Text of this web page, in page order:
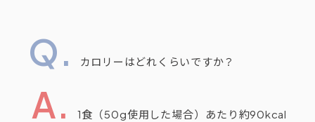
カロリーはどれくらいですか？
1食（50g使用した場合）あたり約90kcal